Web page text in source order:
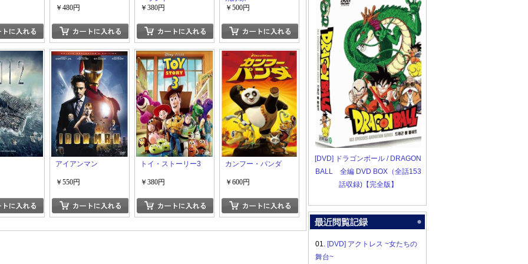
￥480円
￥380円
￥500円
アイアンマン
￥550円
トイ・ストーリー3
￥380円
カンフー・パンダ
￥600円
[DVD] ドラゴンボール / DRAGON
BALL 全編 DVD BOX（全話153
話収録)【完全版】
01. [DVD] アクトレス ~女たちの
舞台~